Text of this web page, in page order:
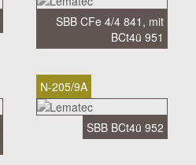
SBB CFe 4/4 841, mit
BCt4ü 951
N-205/9A
SBB BCt4ü 952